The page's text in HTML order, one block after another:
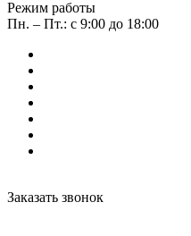
Режим работы
Пн. – Пт.: с 9:00 до 18:00
Заказать звонок